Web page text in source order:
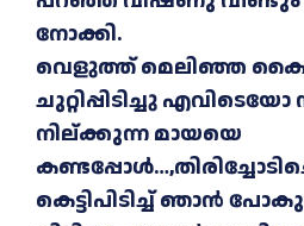
നോക്കി.
വെളുത്ത് മെലിഞ്ഞ
ചുറ്റിപ്പിടിച്ചു എവിടെയോ
നില്ക്കുന്ന മായയെ
കെട്ടിപിടിച്ച് ഞാൻ